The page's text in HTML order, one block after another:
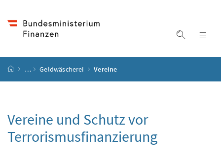
Suche
Startseite
… Geldwäscherei Vereine
Vereine und Schutz vor
Terrorismusfinanzierung